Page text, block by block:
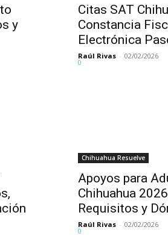
y
Citas SAT
Constancia
Electrónica
Raúl Rivas - 02/02/2026
0
Chihuahua Resuelve
Apoyos para
Chihuahua
Requisitos y
Raúl Rivas - 02/02/2026
0